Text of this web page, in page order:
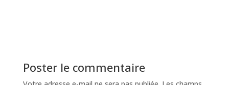
Poster le commentaire